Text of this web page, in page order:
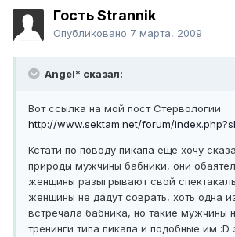
Гость Strannik
Опубликовано 7 марта, 2009
Angel* сказал:
Вот ссылка на мой пост Стервологии
http://www.sektam.net/forum/
Кстати по поводу пикапа еще хочу
природы мужчины бабники, они
женщины разыгрывают свой
женщины не дадут соврать, хоть одна
встречала бабника, но такие мужчины
тренинги типа пикапа и подобные им :D